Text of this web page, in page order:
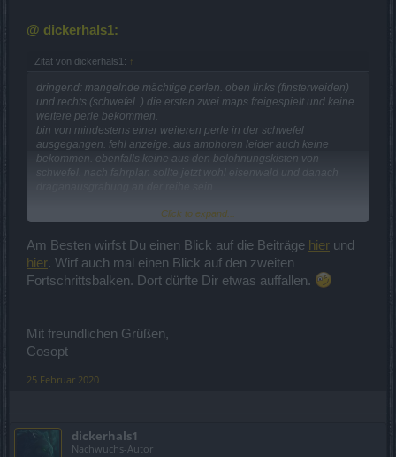
@ dickerhals1:
Zitat von dickerhals1: ↑
dringend: mangelnde mächtige perlen. oben links (finsterweiden)
und rechts (schwefel..) die ersten zwei maps freigespielt und keine
weitere perle bekommen.
bin von mindestens einer weiteren perle in der schwefel
ausgegangen. fehl anzeige. aus amphoren leider auch keine
bekommen. ebenfalls keine aus den belohnungskisten von
schwefel. nach fahrplan sollte jetzt wohl eisenwald und danach
KAUFEN ist keine kunst, entspricht aber nicht meinem
fuchs meint als letztes: besiege dragan zwei mal. würd ja gerne,
aber ohne mächtige?
mhhh, da is mächtig was schief gelaufen. weiß jemand abhilfe?
Click to expand...
Am Besten wirfst Du einen Blick auf die Beiträge hier und
hier. Wirf auch mal einen Blick auf den zweiten
Fortschrittsbalken. Dort dürfte Dir etwas auffallen.
Mit freundlichen Grüßen,
Cosopt
25 Februar 2020
dickerhals1
Nachwuchs-Autor